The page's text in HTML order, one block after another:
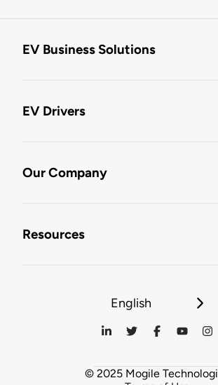
EV Business Solutions
EV Drivers
Our Company
Resources
English
© 2025 Mogile